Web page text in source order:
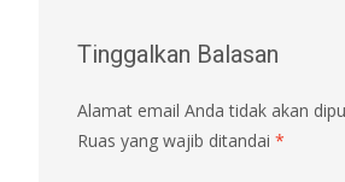
Tinggalkan Balasan
Alamat email Anda tidak akan
Ruas yang wajib ditandai *